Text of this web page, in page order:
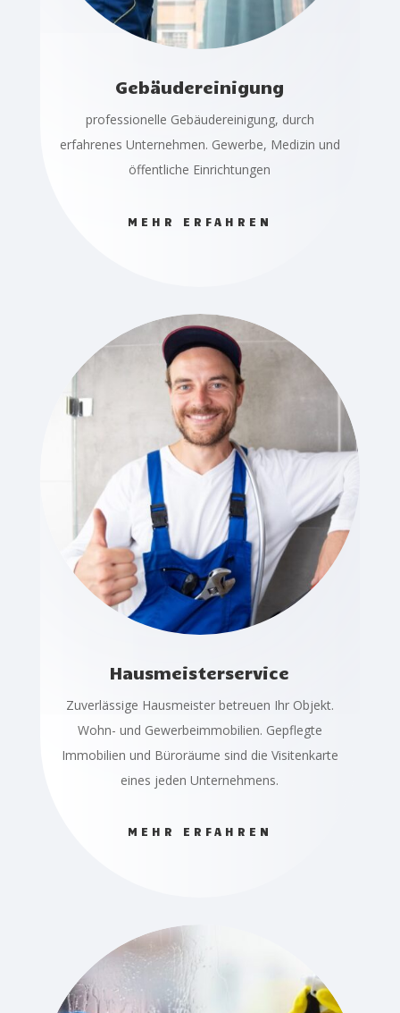
Gebäudereinigung
professionelle Gebäudereinigung, durch
erfahrenes Unternehmen. Gewerbe, Medizin und
öffentliche Einrichtungen
MEHR ERFAHREN
Hausmeisterservice
Zuverlässige Hausmeister betreuen Ihr Objekt.
Wohn- und Gewerbeimmobilien. Gepflegte
Immobilien und Büroräume sind die Visitenkarte
eines jeden Unternehmens.
MEHR ERFAHREN